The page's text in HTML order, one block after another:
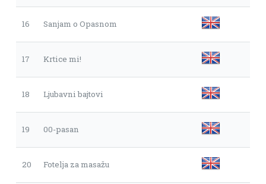
16 Sanjam o Opasnom
17 Krtice mi!
18 Ljubavni bajtovi
19 00-pasan
20 Fotelja za masažu